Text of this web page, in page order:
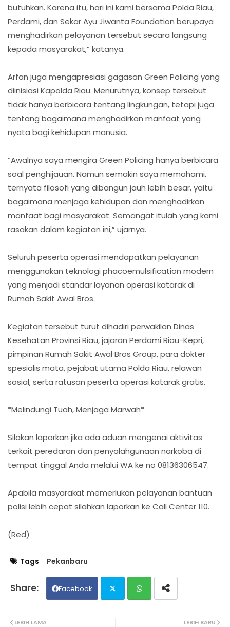
butuhkan. Karena itu, hari ini kami bersama Polda Riau,
Perdami, dan Sekar Ayu Jiwanta Foundation berupaya
menghadirkan pelayanan tersebut secara langsung
kepada masyarakat,” katanya.
Arfan juga mengapresiasi gagasan Green Policing yang
diinisiasi Kapolda Riau. Menurutnya, konsep tersebut
tidak hanya berbicara tentang lingkungan, tetapi juga
tentang bagaimana menghadirkan manfaat yang
nyata bagi kehidupan manusia.
“Awalnya saya mengira Green Policing hanya berbicara
soal penghijauan. Namun semakin saya memahami,
ternyata filosofi yang dibangun jauh lebih besar, yaitu
bagaimana menjaga kehidupan dan menghadirkan
manfaat bagi masyarakat. Semangat itulah yang kami
rasakan dalam kegiatan ini,” ujarnya.
Seluruh peserta operasi mendapatkan pelayanan
menggunakan teknologi phacoemulsification modern
yang menjadi standar layanan operasi katarak di
Rumah Sakit Awal Bros.
Kegiatan tersebut turut dihadiri perwakilan Dinas
Kesehatan Provinsi Riau, jajaran Perdami Riau-Kepri,
pimpinan Rumah Sakit Awal Bros Group, para dokter
spesialis mata, pejabat utama Polda Riau, relawan
sosial, serta ratusan peserta operasi katarak gratis.
*Melindungi Tuah, Menjaga Marwah*
Silakan laporkan jika ada aduan mengenai aktivitas
terkait peredaran dan penyalahgunaan narkoba di
tempat tinggal Anda melalui WA ke no 08136306547.
Apabila masyarakat memerlukan pelayanan bantuan
polisi lebih cepat silahkan laporkan ke Call Center 110.
(Red)
Tags Pekanbaru
Facebook
LEBIH BARU
LEBIH LAMA